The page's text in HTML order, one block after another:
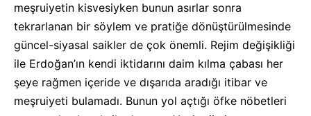
meşruiyetin kisvesiyken bunun asırlar sonra
tekrarlanan bir söylem ve pratiğe dönüştürülmesinde
güncel-siyasal saikler de çok önemli. Rejim değişikliği
ile Erdoğan’ın kendi iktidarını daim kılma çabası her
şeye rağmen içeride ve dışarıda aradığı itibar ve
meşruiyeti bulamadı. Bunun yol açtığı öfke nöbetleri